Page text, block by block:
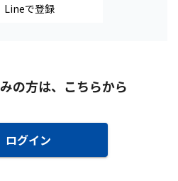
Lineで登録
の方は、こちらから
ログイン